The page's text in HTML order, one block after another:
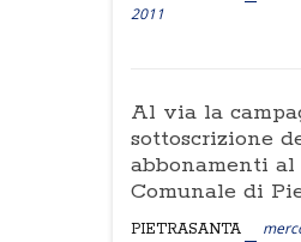
2011
Al via la
sottoscrizione
abbonamenti al
Comunale di
PIETRASANTA